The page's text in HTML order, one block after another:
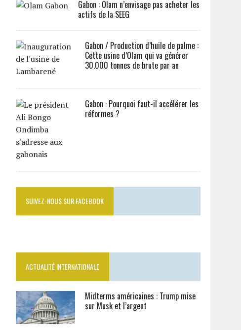
Gabon : Olam n’envisage pas acheter les
actifs de la SEEG
Gabon / Production d’huile de palme :
Cette usine d’Olam qui va générer
30.000 tonnes de brute par an
Gabon : Pourquoi faut-il accélérer les
réformes ?
SUIVEZ-NOUS SUR FACEBOOK
ACTUALITÉ INTERNATIONALE
Midterms américaines : Trump mise
sur Musk et l’argent